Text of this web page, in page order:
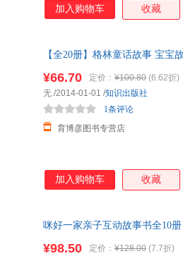
加入购物车 收藏
【全20册】格林童话故事 宝宝
版
¥66.70 定价： ¥100.80 (6.62折)
育博彦图书专营店
1条评论
无 /2014-01-01 /知识出版社
加入购物车 收藏
咪好一家亲子互动故事书全10
¥98.50 定价： ¥128.00 (7.7折)